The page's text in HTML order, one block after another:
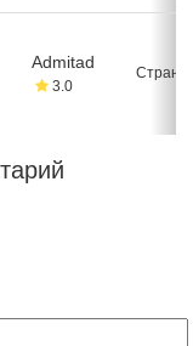
Admitad
3.0
Стран: